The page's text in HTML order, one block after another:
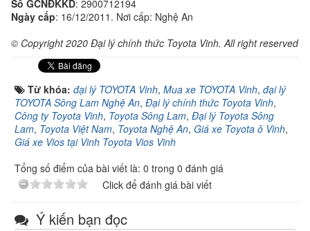
Số GCNĐKKD: 2900712194
Ngày cấp: 16/12/2011. Nơi cấp: Nghệ An
© Copyright 2020 Đại lý chính thức Toyota Vinh. All right reserved
Từ khóa: đại lý TOYOTA Vinh, Mua xe TOYOTA Vinh, đại lý
TOYOTA Sông Lam Nghệ An, Đại lý chính thức Toyota Vinh,
Công ty Toyota Vinh, Toyota Sông Lam, Đại lý Toyota Sông
Lam, Toyota Việt Nam, Toyota Nghệ An, Giá xe Toyota ô Vinh,
Giá xe Vios tại Vinh Toyota Vios Vinh
Tổng số điểm của bài viết là: 0 trong 0 đánh giá
Click để đánh giá bài viết
Ý kiến bạn đọc